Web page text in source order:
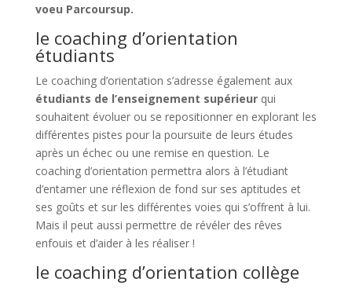
voeu Parcoursup.
le coaching d’orientation
étudiants
Le coaching d’orientation s’adresse également aux
étudiants de l’enseignement supérieurqui
souhaitent évoluer ou se repositionner en explorant les
différentes pistes pour la poursuite de leurs études
après un échec ou une remise en question. Le
coaching d’orientation permettra alors à l’étudiant
d’entamer une réflexion de fond sur ses aptitudes et
ses goûts et sur les différentes voies qui s’offrent à lui.
Mais il peut aussi permettre de révéler des rêves
enfouis et d’aider à les réaliser !
le coaching d’orientation collège